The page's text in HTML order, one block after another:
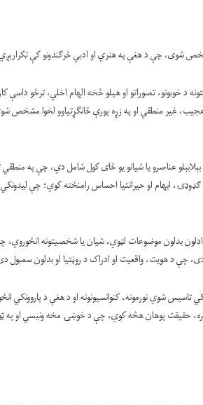
شوی، چې د هغې په هنري او ادبي څرګندونو کې
د خوبونو، تصوراتو او هیلو څخه الهام اخلي، ترڅو داسې
غیر منطقي او په زړه پورې ځانګړتیاوو لخوا مشخص
عناصرو یا شیانو یو ځای کول شامل دي، چې په منطقي
ابهام او حیرانتیا احساس رامنځته کوي؛ چې
ادلون بدلون موضوعات لټوي، شیان یا شخصیتونه انځوروي،
چې د هویت، واقعیت او ادراک د روڼتیا او بدلون سمبول
تاسیس شوي نورمونه، کنوانسیونونه او د هغې د پاروونکي
سره، حقیقت پوهان هڅه کوي، چې د خوښۍ مخه ونیسي او په